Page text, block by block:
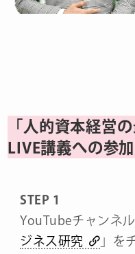
「人的資本経営
LIVE講義への参
STEP 1
YouTubeチャンネル
ジネス研究
」を